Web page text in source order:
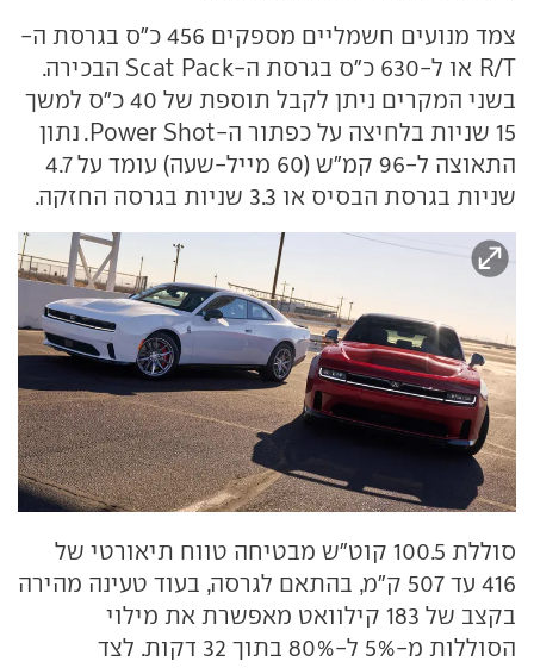
צמד מנועים חשמליים מספקים 456 כ"ס בגרסת ה-
R/T או ל-630 כ"ס בגרסת ה-Scat Pack הבכירה.
בשני המקרים ניתן לקבל תוספת של 40 כ"ס למשך
15 שניות בלחיצה על כפתור ה-Power Shot. נתון
התאוצה ל-96 קמ"ש (60 מייל-שעה) עומד על 4.7
שניות בגרסת הבסיס או 3.3 שניות בגרסה החזקה.
סוללת 100.5 קוט"ש מבטיחה טווח תיאורטי של
416 עד 507 ק"מ, בהתאם לגרסה, בעוד טעינה מהירה
בקצב של 183 קילוואט מאפשרת את מילוי
הסוללות מ-5% ל-80% בתוך 32 דקות. לצד